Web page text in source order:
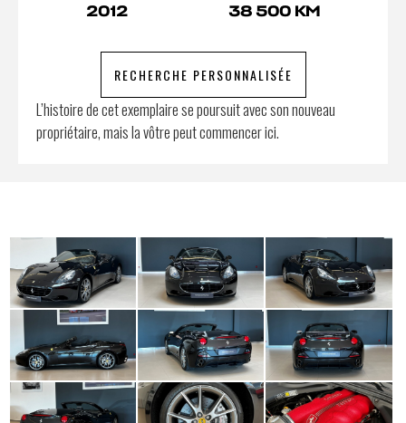
2012 38 500 KM
RECHERCHE PERSONNALISÉE
L’histoire de cet exemplaire se poursuit avec son nouveau
propriétaire, mais la vôtre peut commencer ici.